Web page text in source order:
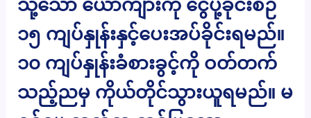
သို့သော် ယောကျာ်းကို ငွေပို့ခိုင်းစဉ်
၁၅ ကျပ်နှုန်းနှင့်ပေးအပ်ခိုင်းရမည်။
၁၀ ကျပ်နှုန်းခံစားခွင့်ကို ဝတ်တက်
သည့်ညမှ ကိုယ်တိုင်သွားယူရမည်။ မ